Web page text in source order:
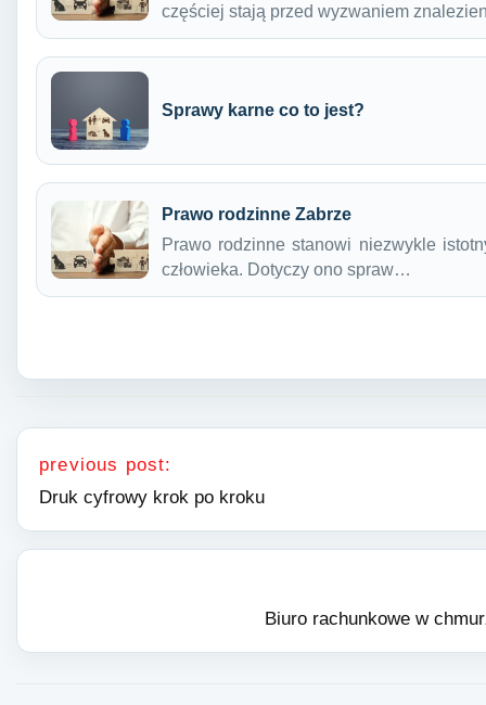
częściej stają przed wyzwaniem
Sprawy karne co to jest?
Prawo rodzinne Zabrze
Prawo rodzinne stanowi niezwykle
człowieka. Dotyczy ono spraw…
Nawigacja wpisu
previous post:
Druk cyfrowy krok po kroku
Biuro rachunkowe w